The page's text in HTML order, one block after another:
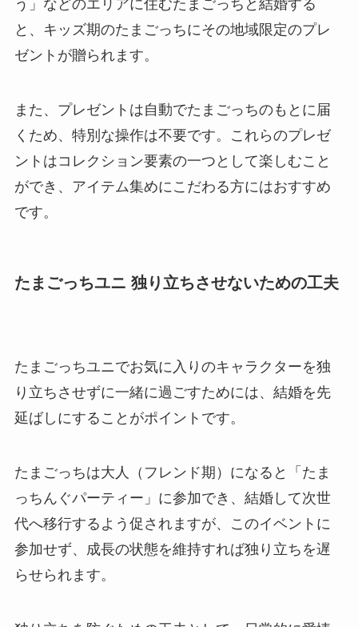
う」などのエリアに住むたまごっちと結婚する
と、キッズ期のたまごっちにその地域限定のプレ
ゼントが贈られます。
また、プレゼントは自動でたまごっちのもとに届
くため、特別な操作は不要です。これらのプレゼ
ントはコレクション要素の一つとして楽しむこと
ができ、アイテム集めにこだわる方にはおすすめ
です。
たまごっちユニ 独り立ちさせないための工夫
たまごっちユニでお気に入りのキャラクターを独
り立ちさせずに一緒に過ごすためには、結婚を先
延ばしにすることがポイントです。
たまごっちは大人（フレンド期）になると「たま
っちんぐパーティー」に参加でき、結婚して次世
代へ移行するよう促されますが、このイベントに
参加せず、成長の状態を維持すれば独り立ちを遅
らせられます。